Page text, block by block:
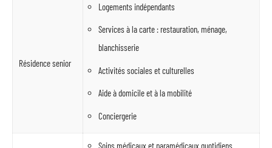
Résidence senior
Logements indépendants
Services à la carte : restauration, ménage,
blanchisserie
Activités sociales et culturelles
Aide à domicile et à la mobilité
Conciergerie
Soins médicaux et paramédicaux quotidiens